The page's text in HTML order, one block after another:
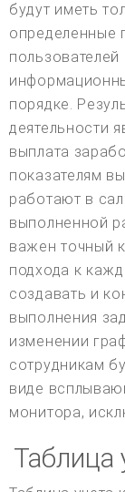
будут иметь
определенные
порядке.
деятельности
выплата
показателям
работают в
выполненной
важен точный
подхода к
создавать и
выполнения
изменении
сотрудникам
виде
монитора,
Таблица